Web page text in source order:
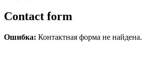
Contact form
Ошибка: Контактная форма не найдена.